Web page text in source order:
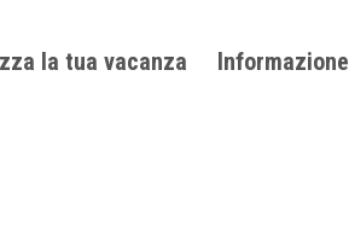
la tua vacanza Informazione